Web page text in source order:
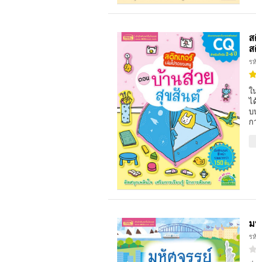
ร
ใ
ไ
บ
ก
ร